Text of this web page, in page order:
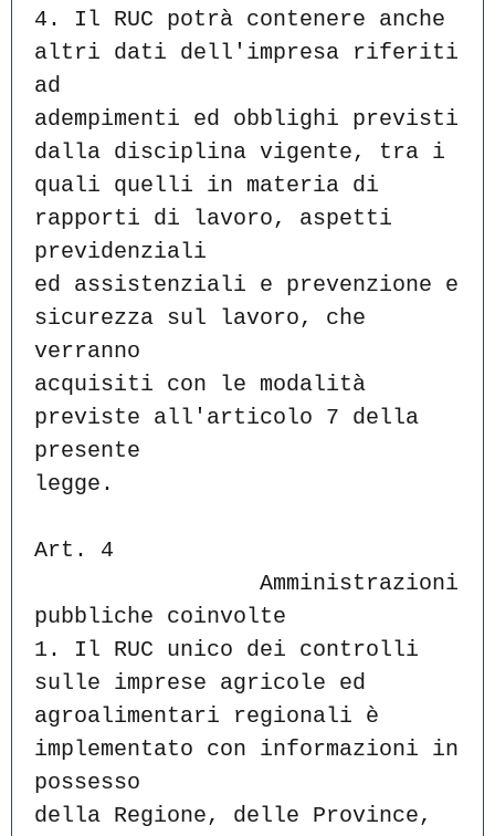
4. Il RUC potrà contenere anche
altri dati dell'impresa riferiti
ad
adempimenti ed obblighi previsti
dalla disciplina vigente, tra i
quali quelli in materia di
rapporti di lavoro, aspetti
previdenziali
ed assistenziali e prevenzione e
sicurezza sul lavoro, che
verranno
acquisiti con le modalità
previste all'articolo 7 della
presente
legge.
Art. 4
pubbliche coinvolte
1. Il RUC unico dei controlli
sulle imprese agricole ed
agroalimentari regionali è
implementato con informazioni in
possesso
della Regione, delle Province,